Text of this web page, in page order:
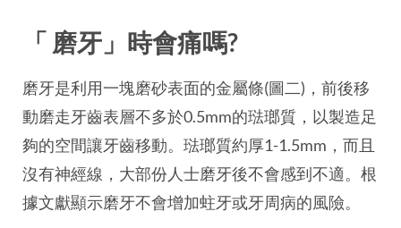
「 磨牙」時會痛嗎?
磨牙是利用一塊磨砂表面的金屬條(圖二)，前後移
動磨走牙齒表層不多於0.5mm的琺瑯質，以製造足
夠的空間讓牙齒移動。琺瑯質約厚1-1.5mm，而且
沒有神經線，大部份人士磨牙後不會感到不適。根
據文獻顯示磨牙不會增加蛀牙或牙周病的風險。